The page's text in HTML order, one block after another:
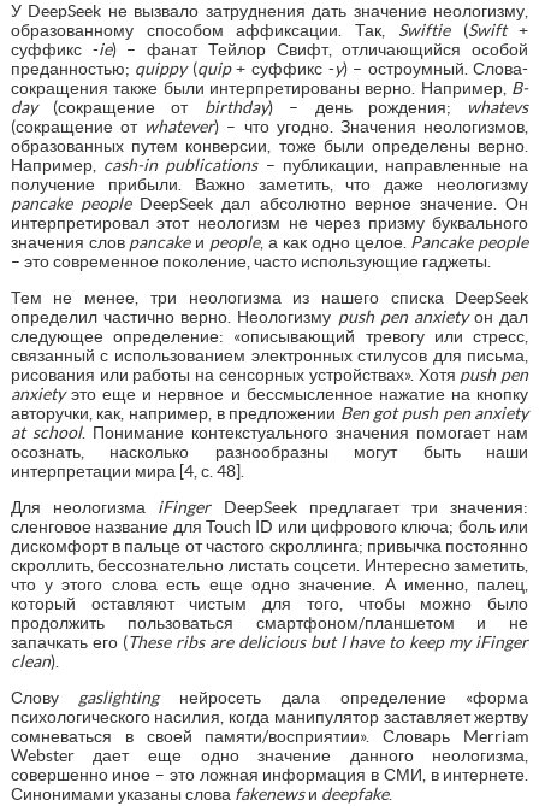
У DeepSeek не вызвало затруднения дать значение неологизму,
образованному способом аффиксации. Так, Swiftie(Swift+
суффикс -ie) – фанат Тейлор Свифт, отличающийся особой
преданностью; quippy(quip+ суффикс -y) – остроумный. Слова-
сокращения также были интерпретированы верно. Например, B-
day(сокращение от birthday) – день рождения; whatevs
(сокращение от whatever) – что угодно. Значения неологизмов,
образованных путем конверсии, тоже были определены верно.
Например, cash-in publications– публикации, направленные на
получение прибыли. Важно заметить, что даже неологизму
pancake peopleDeepSeek дал абсолютно верное значение. Он
интерпретировал этот неологизм не через призму буквального
значения слов pancakeи people, а как одно целое. Pancake people
– это современное поколение, часто использующие гаджеты.
Тем не менее, три неологизма из нашего списка DeepSeek
определил частично верно. Неологизму push pen anxietyон дал
следующее определение: «описывающий тревогу или стресс,
связанный с использованием электронных стилусов для письма,
рисования или работы на сенсорных устройствах». Хотя push pen
anxietyэто еще и нервное и бессмысленное нажатие на кнопку
авторучки, как, например, в предложении Ben got push pen anxiety
at school. Понимание контекстуального значения помогает нам
осознать, насколько разнообразны могут быть наши
интерпретации мира [4, с. 48].
Для неологизма iFingerDeepSeek предлагает три значения:
сленговое название для Touch ID или цифрового ключа; боль или
дискомфорт в пальце от частого скроллинга; привычка постоянно
скроллить, бессознательно листать соцсети. Интересно заметить,
что у этого слова есть еще одно значение. А именно, палец,
который оставляют чистым для того, чтобы можно было
продолжить пользоваться смартфоном/планшетом и не
запачкать его (These ribs are delicious but I have to keep my iFinger
clean).
Слову gaslightingнейросеть дала определение «форма
психологического насилия, когда манипулятор заставляет жертву
сомневаться в своей памяти/восприятии». Словарь Merriam
Webster дает еще одно значение данного неологизма,
совершенно иное – это ложная информация в СМИ, в интернете.
Синонимами указаны слова fakenewsи deepfake.